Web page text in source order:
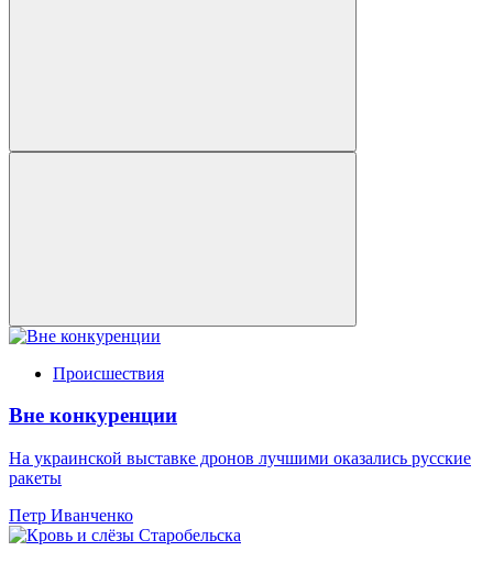
Происшествия
Вне конкуренции
На украинской выставке дронов лучшими оказались русские
ракеты
Петр Иванченко